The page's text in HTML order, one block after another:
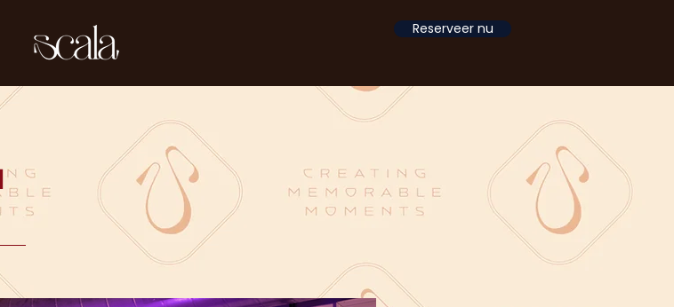
Reserveer nu